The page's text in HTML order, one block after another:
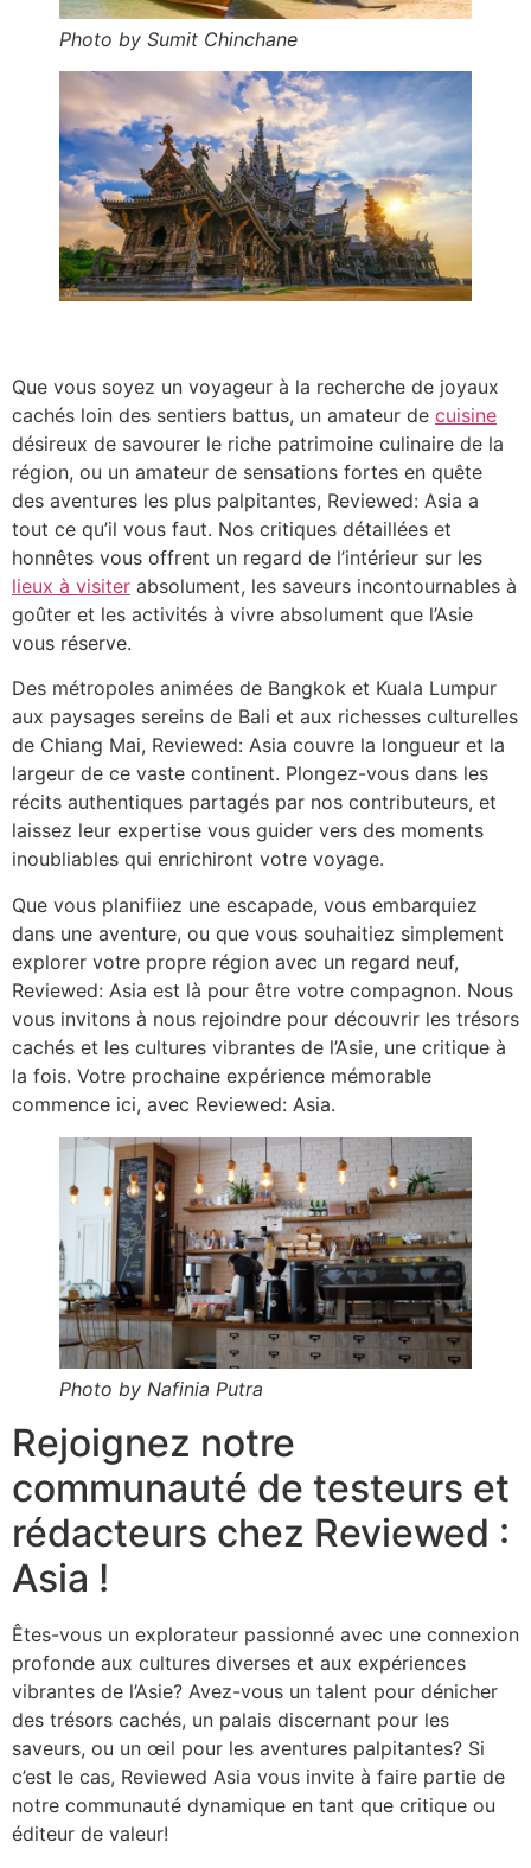
Photo by Sumit Chinchane
Que vous soyez un voyageur à la recherche de joyaux
cachés loin des sentiers battus, un amateur de cuisine
désireux de savourer le riche patrimoine culinaire de la
région, ou un amateur de sensations fortes en quête
des aventures les plus palpitantes, Reviewed: Asia a
tout ce qu’il vous faut. Nos critiques détaillées et
honnêtes vous offrent un regard de l’intérieur sur les
lieux à visiter absolument, les saveurs incontournables à
goûter et les activités à vivre absolument que l’Asie
vous réserve.
Des métropoles animées de Bangkok et Kuala Lumpur
aux paysages sereins de Bali et aux richesses culturelles
de Chiang Mai, Reviewed: Asia couvre la longueur et la
largeur de ce vaste continent. Plongez-vous dans les
récits authentiques partagés par nos contributeurs, et
laissez leur expertise vous guider vers des moments
inoubliables qui enrichiront votre voyage.
Que vous planifiiez une escapade, vous embarquiez
dans une aventure, ou que vous souhaitiez simplement
explorer votre propre région avec un regard neuf,
Reviewed: Asia est là pour être votre compagnon. Nous
vous invitons à nous rejoindre pour découvrir les trésors
cachés et les cultures vibrantes de l’Asie, une critique à
la fois. Votre prochaine expérience mémorable
commence ici, avec Reviewed: Asia.
Photo by Nafinia Putra
Rejoignez notre
communauté de testeurs et
rédacteurs chez Reviewed :
Asia !
Êtes-vous un explorateur passionné avec une connexion
profonde aux cultures diverses et aux expériences
vibrantes de l’Asie? Avez-vous un talent pour dénicher
des trésors cachés, un palais discernant pour les
saveurs, ou un œil pour les aventures palpitantes? Si
c’est le cas, Reviewed Asia vous invite à faire partie de
notre communauté dynamique en tant que critique ou
éditeur de valeur!